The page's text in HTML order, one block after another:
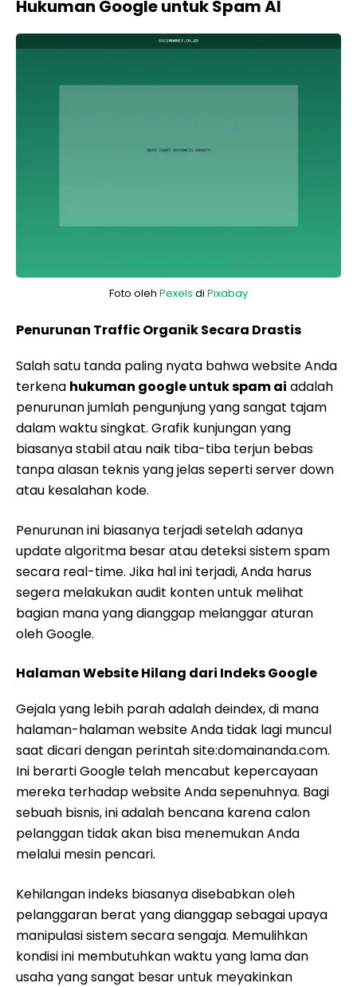
Hukuman Google untuk Spam AI
Foto oleh Pexels di Pixabay
Penurunan Traffic Organik Secara Drastis
Salah satu tanda paling nyata bahwa website Anda
terkena hukuman google untuk spam ai adalah
penurunan jumlah pengunjung yang sangat tajam
dalam waktu singkat. Grafik kunjungan yang
biasanya stabil atau naik tiba-tiba terjun bebas
tanpa alasan teknis yang jelas seperti server down
atau kesalahan kode.
Penurunan ini biasanya terjadi setelah adanya
update algoritma besar atau deteksi sistem spam
secara real-time. Jika hal ini terjadi, Anda harus
segera melakukan audit konten untuk melihat
bagian mana yang dianggap melanggar aturan
oleh Google.
Halaman Website Hilang dari Indeks Google
Gejala yang lebih parah adalah deindex, di mana
halaman-halaman website Anda tidak lagi muncul
saat dicari dengan perintah site:domainanda.com.
Ini berarti Google telah mencabut kepercayaan
mereka terhadap website Anda sepenuhnya. Bagi
sebuah bisnis, ini adalah bencana karena calon
pelanggan tidak akan bisa menemukan Anda
melalui mesin pencari.
Kehilangan indeks biasanya disebabkan oleh
pelanggaran berat yang dianggap sebagai upaya
manipulasi sistem secara sengaja. Memulihkan
kondisi ini membutuhkan waktu yang lama dan
usaha yang sangat besar untuk meyakinkan